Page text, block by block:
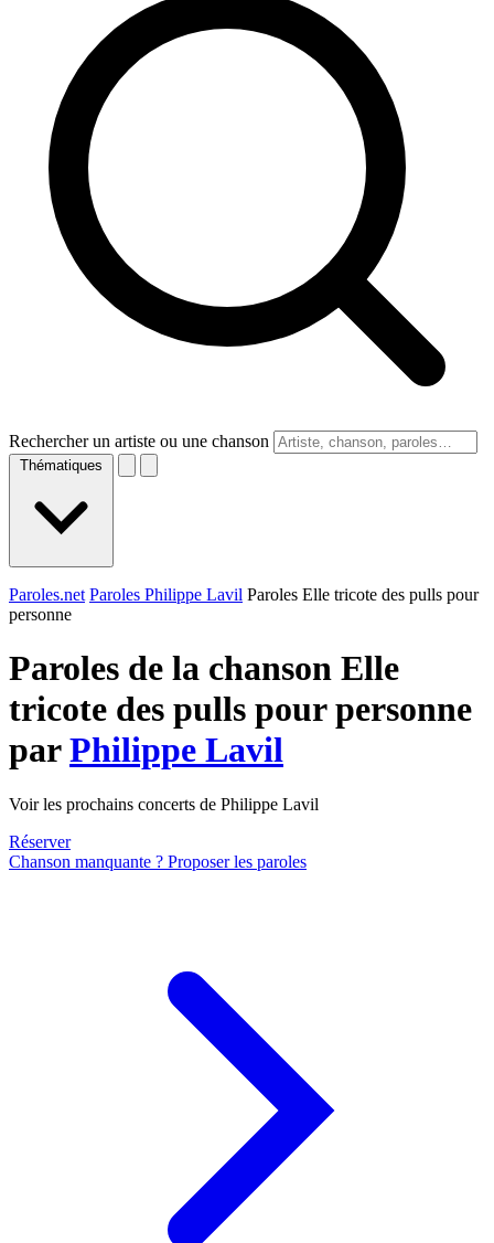
Rechercher un artiste ou une chanson
Thématiques
Paroles.net Paroles Philippe Lavil Paroles Elle tricote des pulls pour
personne
Paroles de la chanson Elle
tricote des pulls pour personne
parPhilippe Lavil
Voir les prochains concerts de Philippe Lavil
Réserver
Chanson manquante ? Proposer les paroles